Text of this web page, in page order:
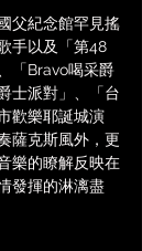
父紀念館罕見搖
手以及「第48
「Bravo喝采爵
士派對」、「台
歡樂耶誕城演
薩克斯風外，更
樂的瞭解反映在
發揮的淋漓盡